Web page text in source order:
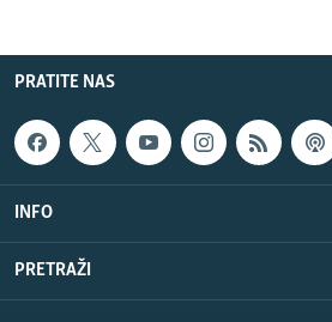
PRATITE NAS
INFO
PRETRAŽI